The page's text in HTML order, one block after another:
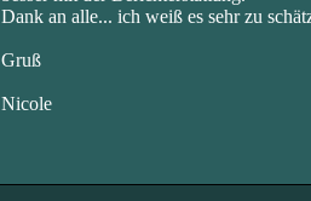
Dank an alle... ich weiß es sehr zu
Gruß
Nicole